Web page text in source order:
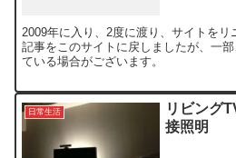
2009年に入り、2度に渡り、サイトを
記事をこのサイトに戻しましたが、一
ている場合がございます。
日常生活
リビング
接照明